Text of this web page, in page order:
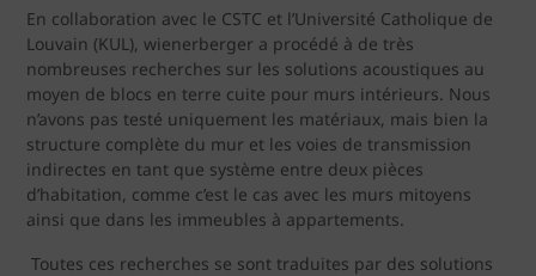
En collaboration avec le CSTC et l’Université Catholique de
Louvain (KUL), wienerberger a procédé à de très
nombreuses recherches sur les solutions acoustiques au
moyen de blocs en terre cuite pour murs intérieurs. Nous
n’avons pas testé uniquement les matériaux, mais bien la
structure complète du mur et les voies de transmission
indirectes en tant que système entre deux pièces
d’habitation, comme c’est le cas avec les murs mitoyens
ainsi que dans les immeubles à appartements.
Toutes ces recherches se sont traduites par des solutions